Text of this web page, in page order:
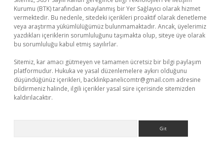
Kurumu (BTK) tarafından onaylanmış bir Yer Sağlayıcı olarak hizmet
vermektedir. Bu nedenle, sitedeki içerikleri proaktif olarak denetleme
veya araştırma yükümlülüğümüz bulunmamaktadır. Ancak, üyelerimiz
yazdıkları içeriklerin sorumluluğunu taşımakta olup, siteye üye olarak
bu sorumluluğu kabul etmiş sayılırlar.
Sitemiz, kar amacı gütmeyen ve tamamen ücretsiz bir bilgi paylaşım
platformudur. Hukuka ve yasal düzenlemelere aykırı olduğunu
düşündüğünüz içerikleri, backlinkpanelicomtr@gmail.com adresine
bildirmeniz halinde, ilgili içerikler yasal süre içerisinde sitemizden
kaldırılacaktır.